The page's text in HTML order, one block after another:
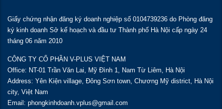
Giấy chứng nhận đăng ký doanh nghiệp số 0104739236 do Phòng đăng
ký kinh doanh Sở kế hoạch và đầu tư Thành phố Hà Nội cấp ngày 24
tháng 06 năm 2010
CÔNG TY CỔ PHẦN V-PLUS VIỆT NAM
Office: NT-01 Trần Văn Lai, Mỹ Đình 1, Nam Từ Liêm, Hà Nội
Address: Yên Kiện village, Đông Sơn town, Chương Mỹ district, Hà Nội
city, Việt Nam
Email: phongkinhdoanh.vplus@gmail.com